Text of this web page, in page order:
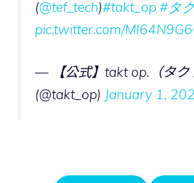
(@tef_tech)#takt_op #タ
pic.twitter.com/
— 【公式】takt op.（タク
(@takt_op) January 1,